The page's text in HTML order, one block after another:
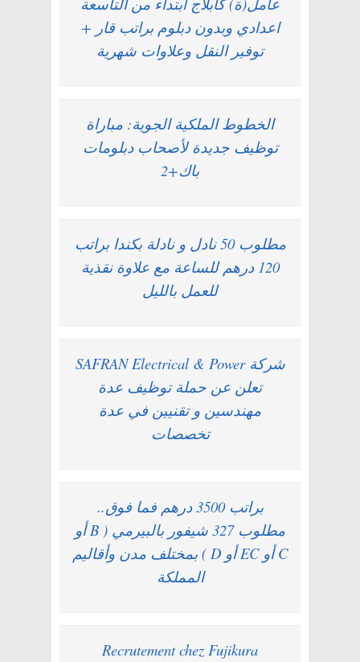
اعدادي وبدون دبلوم براتب قار +
توفير النقل وعلاوات شهرية
الخطوط الملكية الجوية: مباراة
توظيف جديدة لأصحاب دبلومات
باك+2
مطلوب 50 نادل و نادلة بكندا براتب
120 درهم للساعة مع علاوة نقذية
للعمل بالليل
شركة SAFRAN Electrical & Power
تعلن عن حملة توظيف عدة
مهندسين و تقنيين في عدة
تخصصات
براتب 3500 درهم فما فوق..
مطلوب 327 شيفور بالبيرمي ( B أو
C أو EC أو D ) بمختلف مدن وأقاليم
المملكة
Recrutement chez Fujikura